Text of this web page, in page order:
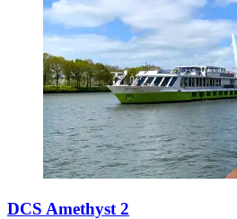
DCS Amethyst 2